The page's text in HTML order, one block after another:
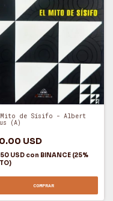
de Sísifo - Albert
(A)
USD
USD con BINANCE (25%
COMPRAR